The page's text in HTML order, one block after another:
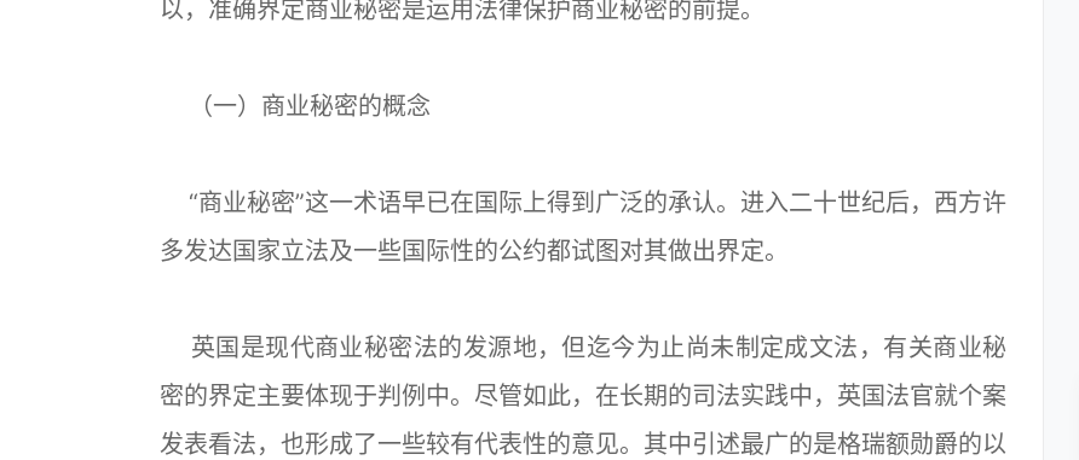
以，准确界定商业秘密是运用法律保护商业秘密的前提。
（一）商业秘密的概念
“商业秘密”这一术语早已在国际上得到广泛的承认。进入二十世纪后，西方许
多发达国家立法及一些国际性的公约都试图对其做出界定。
英国是现代商业秘密法的发源地，但迄今为止尚未制定成文法，有关商业秘
密的界定主要体现于判例中。尽管如此，在长期的司法实践中，英国法官就个案
发表看法，也形成了一些较有代表性的意见。其中引述最广的是格瑞额勋爵的以